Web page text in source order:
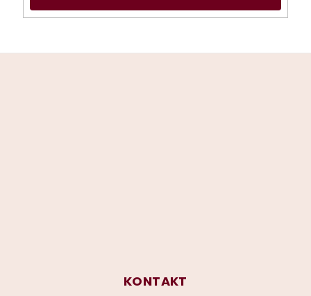
KONTAKT